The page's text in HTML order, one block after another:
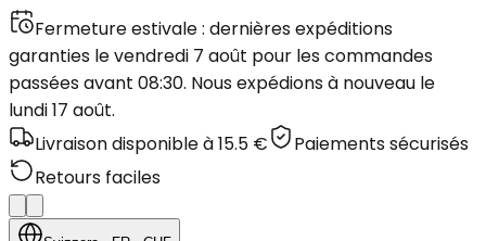
Fermeture estivale : dernières expéditions
garanties le vendredi 7 août pour les commandes
passées avant 08:30. Nous expédions à nouveau le
lundi 17 août.
Livraison disponible à 15.5 €
Paiements sécurisés
Retours faciles